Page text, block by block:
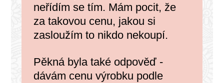
neřídím se tím. Mám pocit, že
za takovou cenu, jakou si
zasloužím to nikdo nekoupí.
Pěkná byla také odpověď -
dávám cenu výrobku podle